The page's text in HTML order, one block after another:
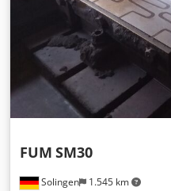
Solingen 1.545 km
FUM SM30